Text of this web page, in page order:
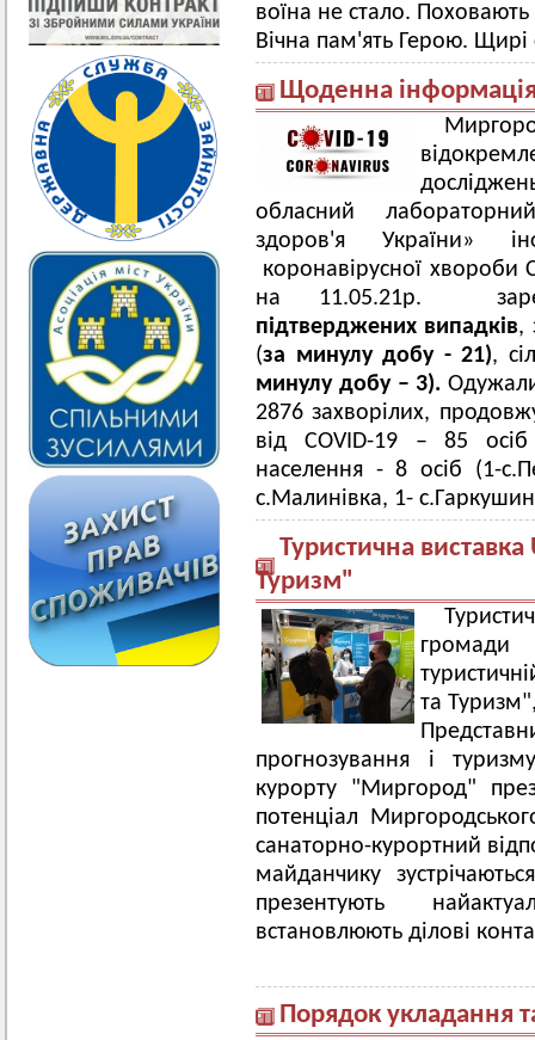
воїна не стало.
Вічна пам'ять Герою. Щирі
Щоденна інформація
обласний
здоров'я України»
коронавірусної
на 11.05.21р.
підтверджених випадків,
(за минулу добу -21),
минулу добу – 3).Одужали
2876 захворілих,
від COVID-19 – 85
населення - 8 осіб (1-
с.Малинівка, 1-
Туристична
Туризм"
громади
та
прогнозування і
курорту "Миргород"
потенціал
санаторно-курортний
майданчику
презентують
встановлюють ділові
Порядок укладання